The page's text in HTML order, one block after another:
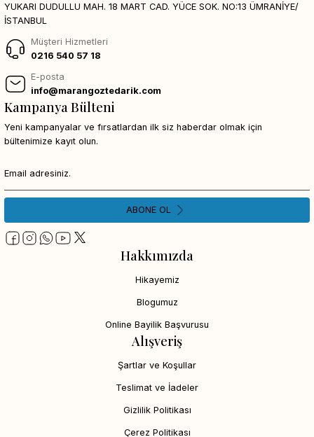
YUKARI DUDULLU MAH. 18 MART CAD. YÜCE SOK. NO:13 ÜMRANİYE/
İSTANBUL
Müşteri Hizmetleri
0216 540 57 18
E-posta
info@marangoztedarik.com
Hakkımızda
Hikayemiz
Blogumuz
Online Bayilik Başvurusu
Alışveriş
Şartlar ve Koşullar
Teslimat ve İadeler
Gizlilik Politikası
Çerez Politikası
Kampanya Bülteni
Yeni kampanyalar ve fırsatlardan ilk siz haberdar olmak için
bültenimize kayıt olun.
ABONE OL